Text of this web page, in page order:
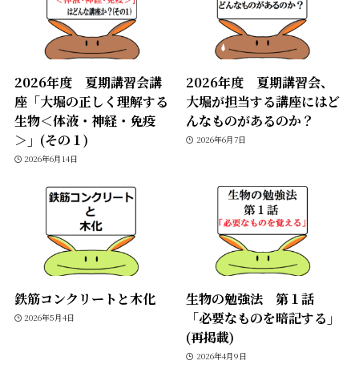
2026年度 夏期講習会講
座「大堀の正しく理解する
生物＜体液・神経・免疫
＞」(その１)
2026年6月14日
2026年度 夏期講習会、
大堀が担当する講座にはど
んなものがあるのか？
2026年6月7日
鉄筋コンクリートと木化
2026年5月4日
生物の勉強法 第１話
「必要なものを暗記する」
(再掲載)
2026年4月9日